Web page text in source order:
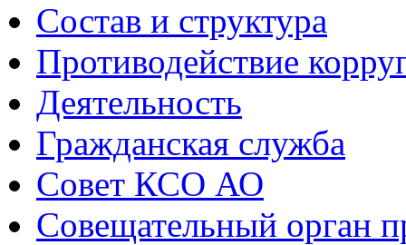
Состав и структура
Противодействие
Деятельность
Гражданская служба
Совет КСО АО
Совещательный орган